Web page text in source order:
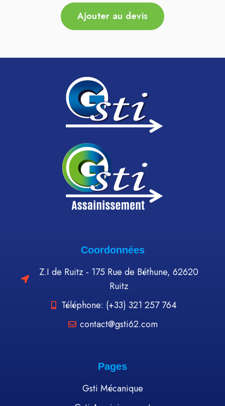
Ajouter au devis
Coordonnées
Z.I de Ruitz - 175 Rue de Béthune, 62620
Ruitz
Téléphone: (+33) 321 257 764
contact@gsti62.com
Pages
Gsti Mécanique